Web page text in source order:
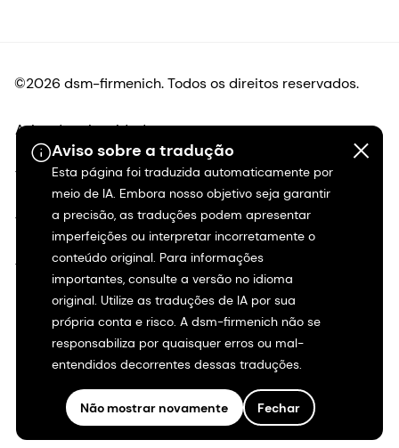
Aviso sobre a tradução
Esta página foi traduzida automaticamente por
meio de IA. Embora nosso objetivo seja garantir
a precisão, as traduções podem apresentar
imperfeições ou interpretar incorretamente o
conteúdo original. Para informações
importantes, consulte a versão no idioma
original. Utilize as traduções de IA por sua
própria conta e risco. A dsm-firmenich não se
responsabiliza por quaisquer erros ou mal-
entendidos decorrentes dessas traduções.
Não mostrar novamente Fechar
©2026 dsm-firmenich. Todos os direitos reservados.
Aviso de privacidade
Termos de uso
Termos e condições
Transparência na Califórnia
Declaração de acessibilidade
Informações legais
Mapa do site